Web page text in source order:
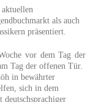
als auch
präsentiert.
vor dem Tag der
Tag der offenen Tür.
in bewährter
sich in dem
deutschsprachiger